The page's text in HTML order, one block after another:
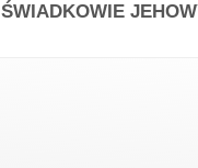
ŚWIADKOWIE